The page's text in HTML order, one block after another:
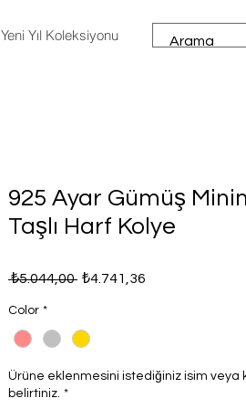
Yeni Yıl Koleksiyonu
925 Ayar Gümüş
Taşlı Harf Kolye
₺5.044,00 Normal
₺4.741,36
Color *
Ürüne eklenmesini istediğiniz isim veya
belirtiniz. *